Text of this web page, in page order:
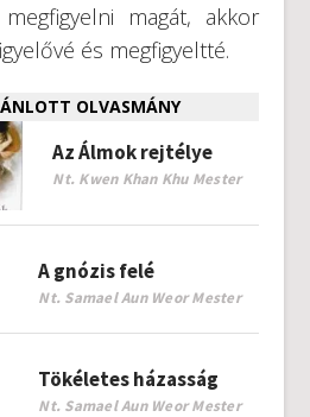
magát, akkor
és megfigyeltté.
OLVASMÁNY
Az Álmok rejtélye
Nt. Kwen Khan Khu Mester
A gnózis felé
Nt. Samael Aun Weor Mester
Tökéletes házasság
Nt. Samael Aun Weor Mester